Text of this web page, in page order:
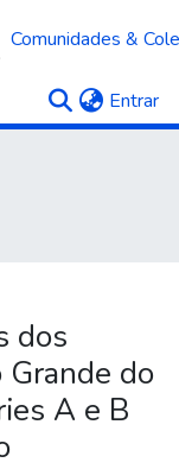
Comunidades &
Entrar
dos
do
A e B